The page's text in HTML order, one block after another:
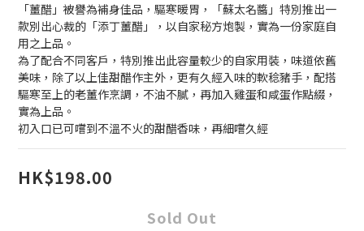
「薑醋」被譽為補身佳品，驅寒暖胃，「蘇太名醬」特別推出一
款別出心裁的「添丁薑醋」，以自家秘方炮製，實為一份家庭自
用之上品。
為了配合不同客戶，特別推出此容量較少的自家用裝，味道依舊
美味，除了以上佳甜醋作主外，更有久經入味的軟稔豬手，配搭
驅寒至上的老薑作烹調，不油不膩，再加入雞蛋和咸蛋作點綴，
實為上品。
初入口已可嚐到不溫不火的甜醋香味，再細嚐久經
HK$198.00
Sold Out